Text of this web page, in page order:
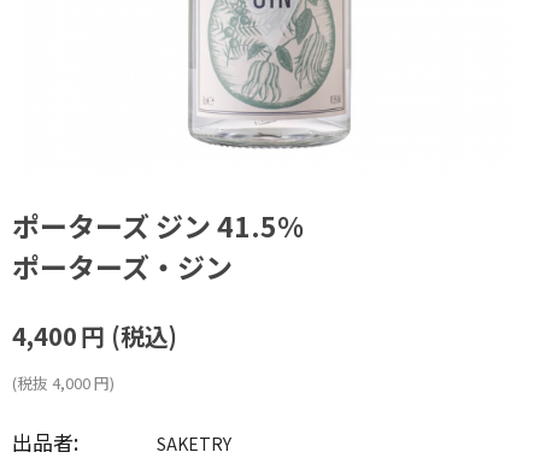
ポーターズ ジン 41.5%
ポーターズ・ジン
4,400円 (税込)
(税抜 4,000円)
出品者:
SAKETRY